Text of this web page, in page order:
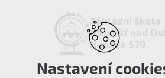
Základní škola
Náměšť nad
Husova 579
Nastavení